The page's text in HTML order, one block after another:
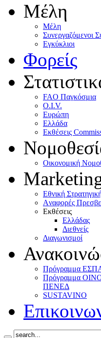
Μέλη
Mέλη
Συνεργαζόμενοι
Εγκύκλιοι
Φορείς
FAO Παγκόσμια
O.I.V.
Ευρώπη
Ελλάδα
Eκθέσεις
Οικονομική
Eθνική
Aναφορές
Eκθέσεις
Eλλάδας
Διεθνείς
Διαγωνισμοί
Πρόγραμμα
Πρόγραμμα
ΠΕΝΕΔ
SUSTAVINO